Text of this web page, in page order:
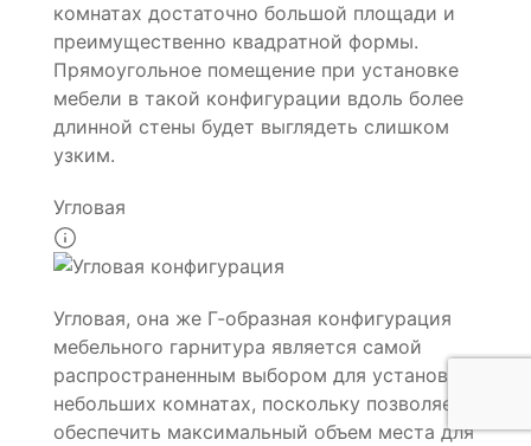
комнатах достаточно большой площади и
преимущественно квадратной формы.
Прямоугольное помещение при установке
мебели в такой конфигурации вдоль более
длинной стены будет выглядеть слишком
узким.
Угловая
Угловая, она же Г-образная конфигурация
мебельного гарнитура является самой
распространенным выбором для установки в
небольших комнатах, поскольку позволяет
обеспечить максимальный объем места для